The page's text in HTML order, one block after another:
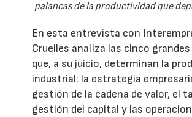
palancas de la productividad que
En esta entrevista con
Cruelles analiza las cinco
que, a su juicio, determinan la
industrial: la estrategia
gestión de la cadena de valor, el
gestión del capital y las